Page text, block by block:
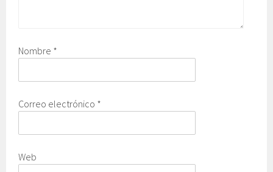
Nombre *
Correo electrónico *
Web